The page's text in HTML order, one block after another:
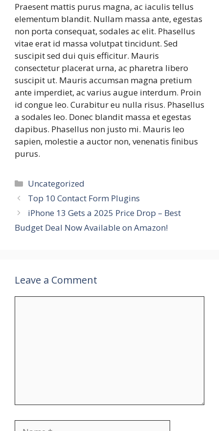
Praesent mattis purus magna, ac iaculis tellus
elementum blandit. Nullam massa ante, egestas
non porta consequat, sodales ac elit. Phasellus
vitae erat id massa volutpat tincidunt. Sed
suscipit sed dui quis efficitur. Mauris
consectetur placerat urna, ac pharetra libero
suscipit ut. Mauris accumsan magna pretium
ante imperdiet, ac varius augue interdum. Proin
id congue leo. Curabitur eu nulla risus. Phasellus
a sodales leo. Donec blandit massa et egestas
dapibus. Phasellus non justo mi. Mauris leo
sapien, molestie a auctor non, venenatis finibus
purus.
Categories
Uncategorized
Top 10 Contact Form Plugins
iPhone 13 Gets a 2025 Price Drop – Best
Budget Deal Now Available on Amazon!
Leave a Comment